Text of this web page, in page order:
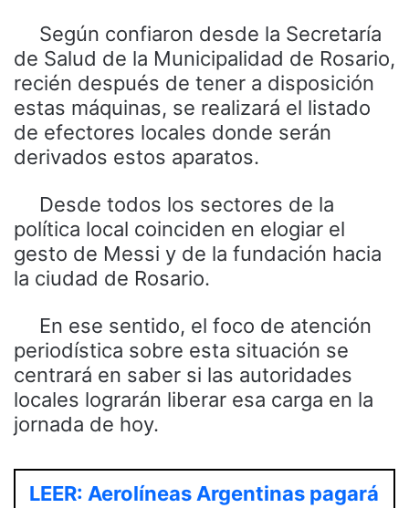
Según confiaron desde la Secretaría
de Salud de la Municipalidad de Rosario,
recién después de tener a disposición
estas máquinas, se realizará el listado
de efectores locales donde serán
derivados estos aparatos.
Desde todos los sectores de la
política local coinciden en elogiar el
gesto de Messi y de la fundación hacia
la ciudad de Rosario.
En ese sentido, el foco de atención
periodística sobre esta situación se
centrará en saber si las autoridades
locales lograrán liberar esa carga en la
jornada de hoy.
LEER: Aerolíneas Argentinas pagará